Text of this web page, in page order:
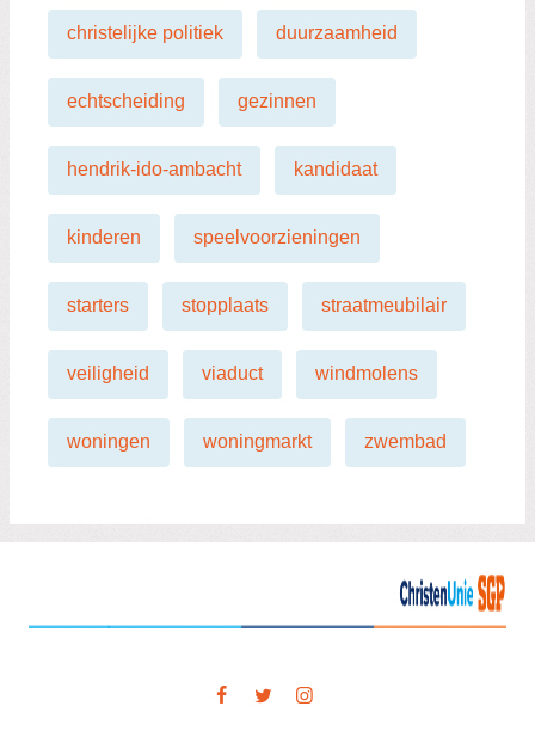
christelijke politiek duurzaamheid
echtscheiding gezinnen
hendrik-ido-ambacht kandidaat
kinderen speelvoorzieningen
starters stopplaats straatmeubilair
veiligheid viaduct windmolens
woningen woningmarkt zwembad